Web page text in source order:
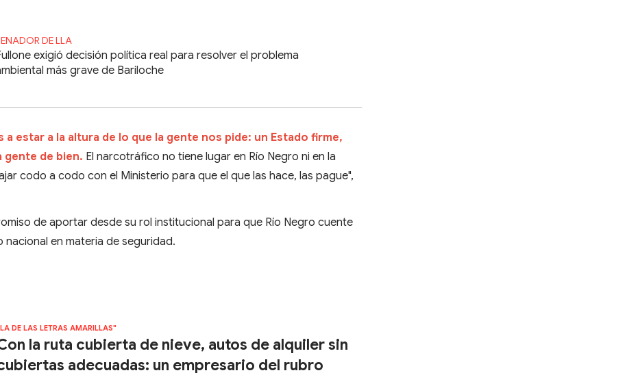
DE LLA
exigió decisión política real para resolver el problema
más grave de Bariloche
a estar a la altura de lo que la gente nos pide: un Estado firme,
gente de bien. El narcotráfico no tiene lugar en Río Negro ni en la
codo a codo con el Ministerio para que el que las hace, las pague",
de aportar desde su rol institucional para que Río Negro cuente
nacional en materia de seguridad.
DE LAS LETRAS AMARILLAS"
la ruta cubierta de nieve, autos de alquiler sin
adecuadas: un empresario del rubro